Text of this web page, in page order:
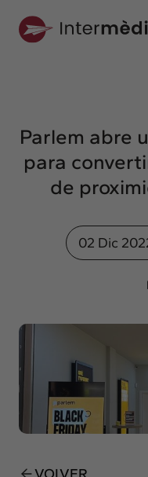
Nuestros servicios
Interacción
Proyectos
Intermèdia
Clientes
Insights
Actualidad
Intercambio
Contacto
Parlem abre
para
de
02 Dic